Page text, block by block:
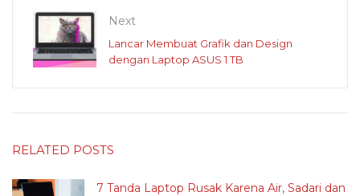
Next
Lancar Membuat Grafik dan Design
dengan Laptop ASUS 1 TB
RELATED POSTS
7 Tanda Laptop Rusak Karena Air, Sadari dan